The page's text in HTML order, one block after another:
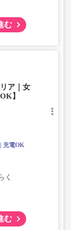
む
ア｜女
】
充電OK
く
む